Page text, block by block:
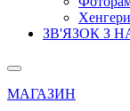
Хенгери
ЗВ'ЯЗОК З
МАГАЗИН